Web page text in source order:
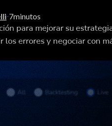
-7minutos
para mejorar su
errores y negociar con